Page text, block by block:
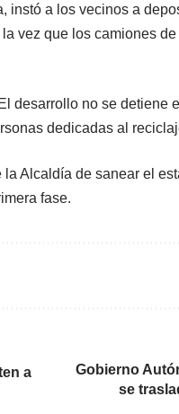
instó a los vecinos a
vez que los camiones
desarrollo no se detiene
dedicadas al
Alcaldía de sanear el
fase.
a
Gobierno
se